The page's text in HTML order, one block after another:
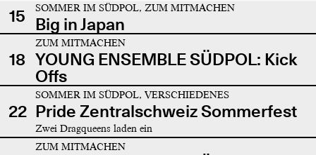
15
SOMMER IM SÜDPOL, ZUM MITMACHEN
Big in Japan
18
ZUM MITMACHEN
YOUNG ENSEMBLE SÜDPOL: Kick
Offs
22
SOMMER IM SÜDPOL, VERSCHIEDENES
Pride Zentralschweiz Sommerfest
Zwei Dragqueens laden ein
ZUM MITMACHEN